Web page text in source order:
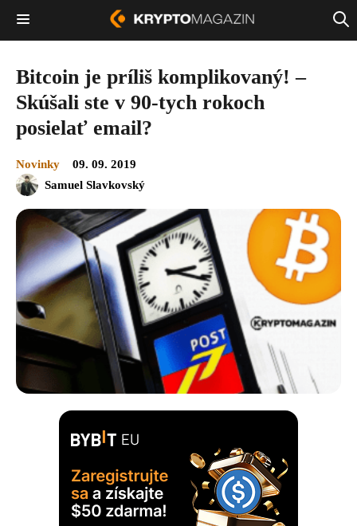
Bitcoin je príliš komplikovaný! –
Skúšali ste v 90-tych rokoch
posielať email?
Novinky
09. 09. 2019
Samuel Slavkovský